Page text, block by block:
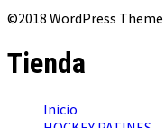
©2018 WordPress
Tienda
Inicio